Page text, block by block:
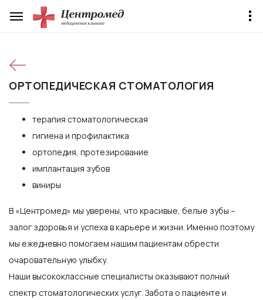
ОРТОПЕДИЧЕСКАЯ СТОМАТОЛОГИЯ
терапия стоматологическая
гигиена и профилактика
ортопедия, протезирование
имплантация зубов
виниры
В «Центромед» мы уверены, что красивые, белые зубы –
залог здоровья и успеха в карьере и жизни. Именно поэтому
мы ежедневно помогаем нашим пациентам обрести
очаровательную улыбку.
Наши высококлассные специалисты оказывают полный
спектр стоматологических услуг. Забота о пациенте и